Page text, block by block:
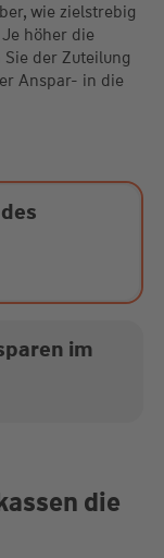
wie zielstrebig
höher die
der Zuteilung
Anspar- in die
im
die